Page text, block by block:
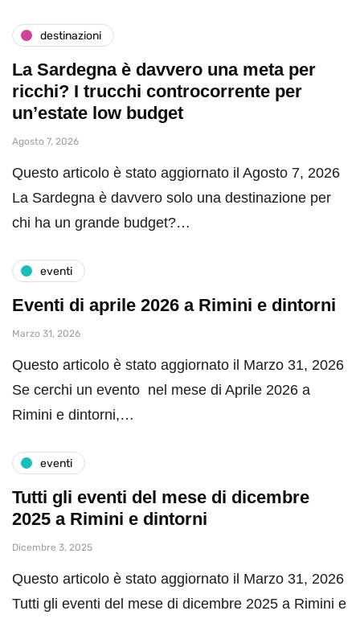
destinazioni
La Sardegna è davvero una meta per
ricchi? I trucchi controcorrente per
un’estate low budget
Agosto 7, 2026
Questo articolo è stato aggiornato il Agosto 7, 2026
La Sardegna è davvero solo una destinazione per
chi ha un grande budget?…
eventi
Eventi di aprile 2026 a Rimini e dintorni
Marzo 31, 2026
Questo articolo è stato aggiornato il Marzo 31, 2026
Se cerchi un evento nel mese di Aprile 2026 a
Rimini e dintorni,…
eventi
Tutti gli eventi del mese di dicembre
2025 a Rimini e dintorni
Dicembre 3, 2025
Questo articolo è stato aggiornato il Marzo 31, 2026
Tutti gli eventi del mese di dicembre 2025 a Rimini e